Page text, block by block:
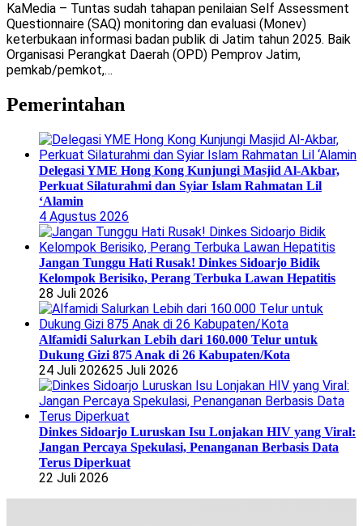
KaMedia – Tuntas sudah tahapan penilaian Self Assessment
Questionnaire (SAQ) monitoring dan evaluasi (Monev)
keterbukaan informasi badan publik di Jatim tahun 2025. Baik
Organisasi Perangkat Daerah (OPD) Pemprov Jatim,
pemkab/pemkot,…
Pemerintahan
Delegasi YME Hong Kong Kunjungi Masjid Al-Akbar,
Perkuat Silaturahmi dan Syiar Islam Rahmatan Lil
‘Alamin
4 Agustus 2026
Jangan Tunggu Hati Rusak! Dinkes Sidoarjo Bidik
Kelompok Berisiko, Perang Terbuka Lawan Hepatitis
28 Juli 2026
Alfamidi Salurkan Lebih dari 160.000 Telur untuk
Dukung Gizi 875 Anak di 26 Kabupaten/Kota
24 Juli 202625 Juli 2026
Dinkes Sidoarjo Luruskan Isu Lonjakan HIV yang Viral:
Jangan Percaya Spekulasi, Penanganan Berbasis Data
Terus Diperkuat
22 Juli 2026